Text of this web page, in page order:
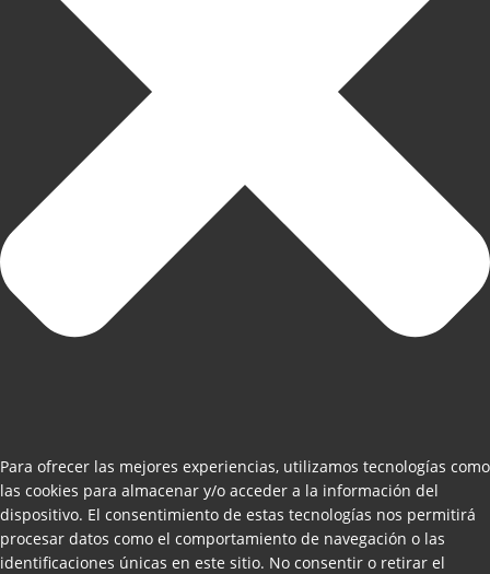
Para ofrecer las mejores experiencias, utilizamos tecnologías como
las cookies para almacenar y/o acceder a la información del
dispositivo. El consentimiento de estas tecnologías nos permitirá
procesar datos como el comportamiento de navegación o las
identificaciones únicas en este sitio. No consentir o retirar el